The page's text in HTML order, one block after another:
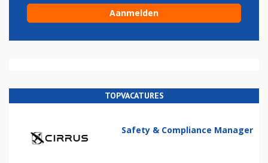
TOPVACATURES
Safety & Compliance Manager